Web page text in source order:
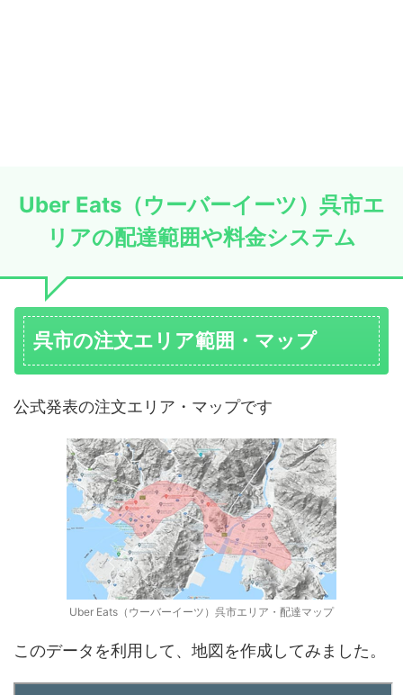
Uber Eats（ウーバーイーツ）呉市エ
リアの配達範囲や料金システム
呉市の注文エリア範囲・マップ
公式発表の注文エリア・マップです
Uber Eats（ウーバーイーツ）呉市エリア・配達マップ
このデータを利用して、地図を作成してみました。